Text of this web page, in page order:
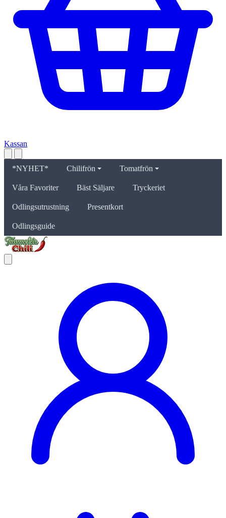
Kassan
*NYHET* Chilifrön Tomatfrön
Våra Favoriter Bäst Säljare Tryckeriet
Odlingsutrustning Presentkort
Odlingsguide